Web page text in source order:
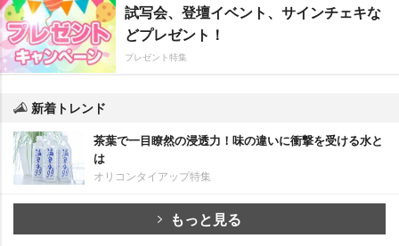
試写会、登壇イベント、サインチェキな
どプレゼント！
プレゼント特集
新着トレンド
茶葉で一目瞭然の浸透力！味の違いに衝撃を受ける水と
は
オリコンタイアップ特集
もっと見る